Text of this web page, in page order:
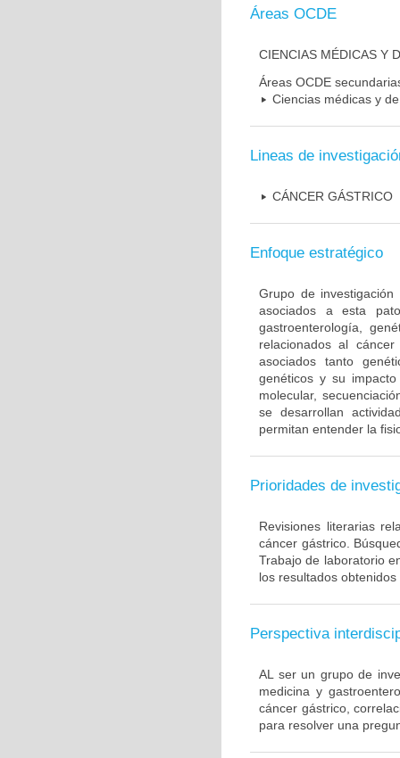
Áreas OCDE
CIENCIAS MÉDICAS Y
Áreas OCDE
Ciencias médicas y
Lineas de
CÁNCER GÁSTRICO
Enfoque estratégico
Grupo de
asociados a esta
gastroenterología,
relacionados al
asociados tanto
genéticos y su
molecular,
se desarrollan
permitan entender la
Prioridades de
Revisiones literarias
cáncer gástrico.
Trabajo de laboratorio
los resultados
Perspectiva
AL ser un grupo de
medicina y
cáncer gástrico,
para resolver una